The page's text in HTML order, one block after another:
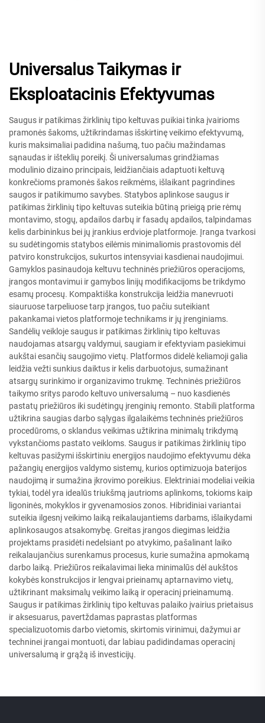
Universalus Taikymas ir
Eksploatacinis Efektyvumas
Saugus ir patikimas žirklinių tipo keltuvas puikiai tinka įvairioms
pramonės šakoms, užtikrindamas išskirtinę veikimo efektyvumą,
kuris maksimaliai padidina našumą, tuo pačiu mažindamas
sąnaudas ir išteklių poreikį. Ši universalumas grindžiamas
modulinio dizaino principais, leidžiančiais adaptuoti keltuvą
konkrečioms pramonės šakos reikmėms, išlaikant pagrindines
saugos ir patikimumo savybes. Statybos aplinkose saugus ir
patikimas žirklinių tipo keltuvas suteikia būtiną prieigą prie rėmų
montavimo, stogų, apdailos darbų ir fasadų apdailos, talpindamas
kelis darbininkus bei jų įrankius erdvioje platformoje. Įranga tvarkosi
su sudėtingomis statybos eilėmis minimaliomis prastovomis dėl
patviro konstrukcijos, sukurtos intensyviai kasdienai naudojimui.
Gamyklos pasinaudoja keltuvu techninės priežiūros operacijoms,
įrangos montavimui ir gamybos linijų modifikacijoms be trikdymo
esamų procesų. Kompaktiška konstrukcija leidžia manevruoti
siauruose tarpeliuose tarp įrangos, tuo pačiu suteikiant
pakankamai vietos platformoje technikams ir jų įrenginiams.
Sandėlių veikloje saugus ir patikimas žirklinių tipo keltuvas
naudojamas atsargų valdymui, saugiam ir efektyviam pasiekimui
aukštai esančių saugojimo vietų. Platformos didelė keliamoji galia
leidžia vežti sunkius daiktus ir kelis darbuotojus, sumažinant
atsargų surinkimo ir organizavimo trukmę. Techninės priežiūros
taikymo sritys parodo keltuvo universalumą – nuo kasdienės
pastatų priežiūros iki sudėtingų įrenginių remonto. Stabili platforma
užtikrina saugias darbo sąlygas ilgalaikėms techninės priežiūros
procedūroms, o sklandus veikimas užtikrina minimalų trikdymą
vykstančioms pastato veikloms. Saugus ir patikimas žirklinių tipo
keltuvas pasižymi išskirtiniu energijos naudojimo efektyvumu dėka
pažangių energijos valdymo sistemų, kurios optimizuoja baterijos
naudojimą ir sumažina įkrovimo poreikius. Elektriniai modeliai veikia
tykiai, todėl yra idealūs triukšmą jautrioms aplinkoms, tokioms kaip
ligoninės, mokyklos ir gyvenamosios zonos. Hibridiniai variantai
suteikia ilgesnį veikimo laiką reikalaujantiems darbams, išlaikydami
aplinkosaugos atsakomybę. Greitas įrangos diegimas leidžia
projektams prasidėti nedelsiant po atvykimo, pašalinant laiko
reikalaujančius surenkamus procesus, kurie sumažina apmokamą
darbo laiką. Priežiūros reikalavimai lieka minimalūs dėl aukštos
kokybės konstrukcijos ir lengvai prieinamų aptarnavimo vietų,
užtikrinant maksimalų veikimo laiką ir operacinį prieinamumą.
Saugus ir patikimas žirklinių tipo keltuvas palaiko įvairius prietaisus
ir aksesuarus, pavertždamas paprastas platformas
specializuotomis darbo vietomis, skirtomis virinimui, dažymui ar
techninei įrangai montuoti, dar labiau padidindamas operacinį
universalumą ir grąžą iš investicijų.